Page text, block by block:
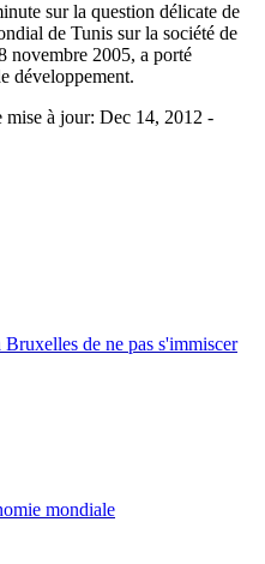
sur la question délicate de
de Tunis sur la société de
novembre 2005, a porté
développement.
mise à jour: Dec 14, 2012 -
de ne pas s'immiscer
mondiale